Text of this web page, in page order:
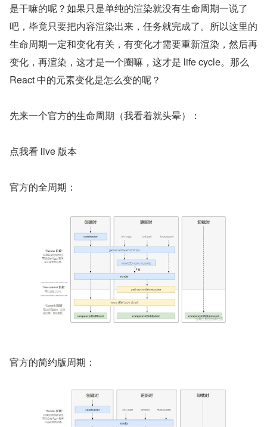
是干嘛的呢？如果只是单纯的渲染就没有生命周期一说了
吧，毕竟只要把内容渲染出来，任务就完成了。所以这里的
生命周期一定和变化有关，有变化才需要重新渲染，然后再
变化，再渲染，这才是一个圈嘛，这才是 life cycle。那么
React 中的元素变化是怎么变的呢？
先来一个官方的生命周期（我看着就头晕）：
点我看 live 版本
官方的全周期：
官方的简约版周期：